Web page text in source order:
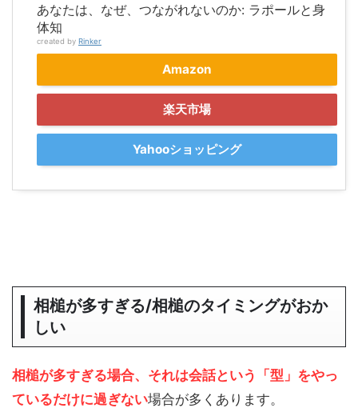
あなたは、なぜ、つながれないのか: ラポールと身
体知
created by Rinker
Amazon
楽天市場
Yahooショッピング
相槌が多すぎる/相槌のタイミングがおか
しい
相槌が多すぎる場合、それは会話という「型」をやっ
ているだけに過ぎない場合が多くあります。